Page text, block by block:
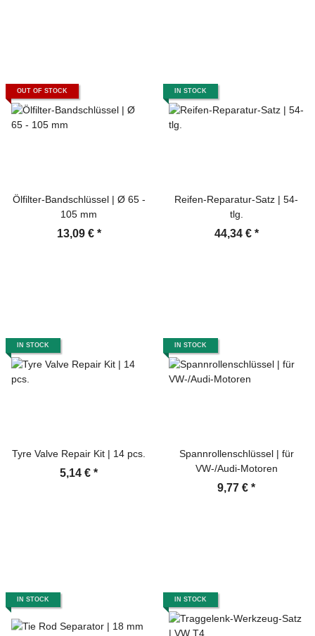
OUT OF STOCK
Ölfilter-Bandschlüssel | Ø 65 -
105 mm
13,09 € *
IN STOCK
Reifen-Reparatur-Satz | 54-
tlg.
44,34 € *
IN STOCK
Tyre Valve Repair Kit | 14 pcs.
5,14 € *
IN STOCK
Spannrollenschlüssel | für
VW-/Audi-Motoren
9,77 € *
IN STOCK IN STOCK